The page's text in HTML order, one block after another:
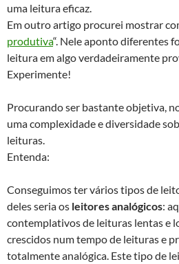
uma leitura eficaz.
Em outro artigo procurei mostrar
produtiva“. Nele aponto diferentes
leitura em algo verdadeiramente
Experimente!
Procurando ser bastante objetiva,
uma complexidade e diversidade
leituras.
Entenda:
Conseguimos ter vários tipos de
deles seria os leitores analógicos:
contemplativos de leituras lentas e
crescidos num tempo de leituras e
totalmente analógica. Este tipo de